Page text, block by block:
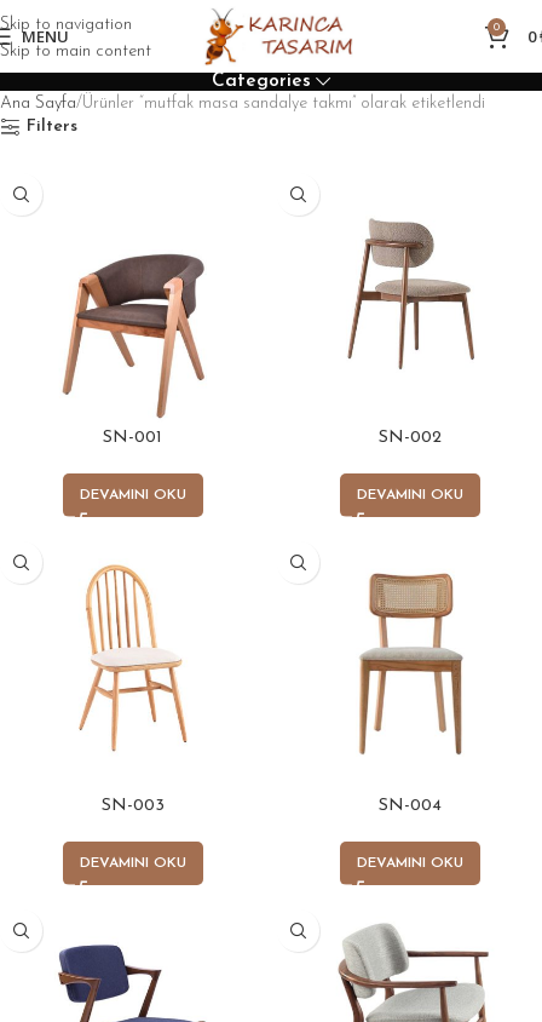
Skip to navigation
Skip to main content
MENU 0 0
Categories
Ana Sayfa Ürünler “mutfak masa sandalye takmı” olarak etiketlendi
Filters
SN-001
DEVAMINI OKU
SN-002
DEVAMINI OKU
SN-003
DEVAMINI OKU
SN-004
DEVAMINI OKU